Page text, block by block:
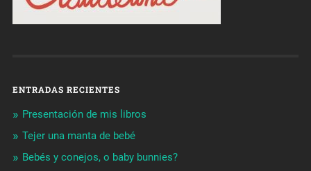
ENTRADAS RECIENTES
Presentación de mis libros
Tejer una manta de bebé
Bebés y conejos, o baby bunnies?